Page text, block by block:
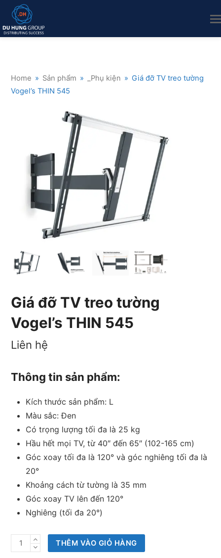
Home » Sản phẩm » _Phụ kiện » Giá đỡ TV treo tường
Vogel’s THIN 545
Giá đỡ TV treo tường
Vogel’s THIN 545
Liên hệ
Thông tin sản phẩm:
Kích thước sản phẩm: L
Màu sắc: Đen
Có trọng lượng tối đa là 25 kg
Hầu hết mọi TV, từ 40″ đến 65″ (102-165 cm)
Góc xoay tối đa là 120° và góc nghiêng tối đa là
20°
Khoảng cách từ tường là 35 mm
Góc xoay TV lên đến 120°
Nghiêng (tối đa 20°)
Giá
đỡ
THÊM VÀO GIỎ HÀNG